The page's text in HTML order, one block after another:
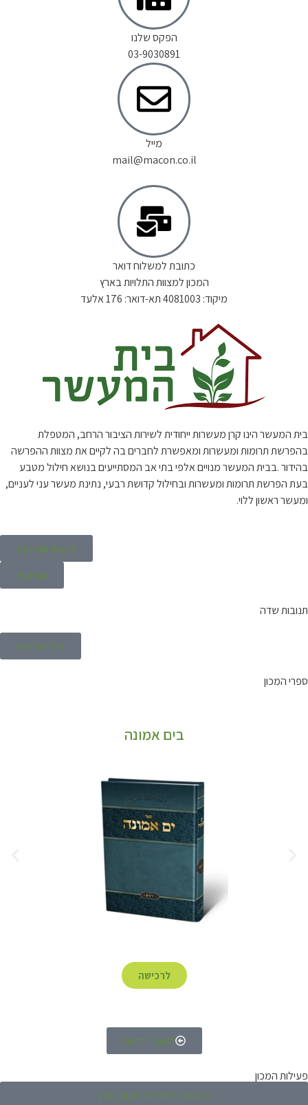
הפקס שלנו
03-9030891
מייל
mail@macon.co.il
כתובת למשלוח דואר
המכון למצוות התלויות בארץ
מיקוד: 4081003 תא-דואר: 176 אלעד
בית המעשר הינו קרן מעשרות ייחודית לשירות הציבור הרחב, המטפלת
בהפרשת תרומות ומעשרות ומאפשרת לחברים בה לקיים את מצוות ההפרשה
בהידור .בבית המעשר מנויים אלפי בתי אב המסתייעים בנושא חילול מטבע
בעת הפרשת תרומות ומעשרות ובחילול קדושת רבעי, נתינת מעשר עני לעניים,
ומעשר ראשון ללוי.
להצטרפות כעת
מנוי קיים
תנובות שדה
לכל הגליונות
ספרי המכון
בים אמונה
לרכישה
למעבר לחנות
פעילות המכון
המעבדה לבדיקת נגיעות במזון